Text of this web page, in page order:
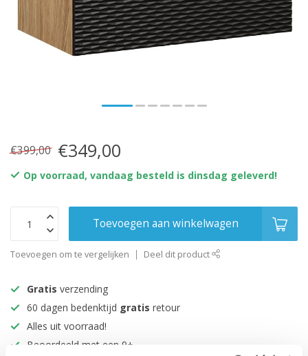
€399,00 €349,00
Op voorraad, vandaag besteld is dinsdag geleverd!
Toevoegen aan winkelwagen
Toevoegen om te vergelijken Deel dit product
Gratis verzending
60 dagen bedenktijd gratis retour
Alles uit voorraad!
Beoordeeld met een 9+